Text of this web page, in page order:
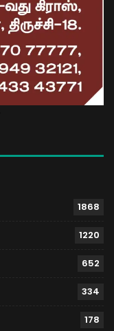
1868
1220
652
334
178